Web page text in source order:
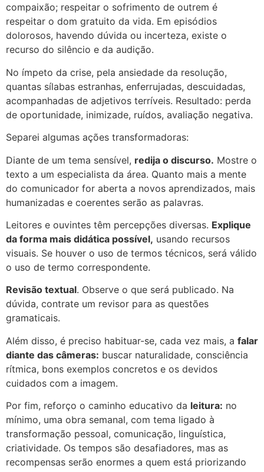
compaixão; respeitar o sofrimento de outrem é
respeitar o dom gratuito da vida. Em episódios
dolorosos, havendo dúvida ou incerteza, existe o
recurso do silêncio e da audição.
No ímpeto da crise, pela ansiedade da resolução,
quantas sílabas estranhas, enferrujadas, descuidadas,
acompanhadas de adjetivos terríveis. Resultado: perda
de oportunidade, inimizade, ruídos, avaliação negativa.
Separei algumas ações transformadoras:
Diante de um tema sensível, redija o discurso. Mostre o
texto a um especialista da área. Quanto mais a mente
do comunicador for aberta a novos aprendizados, mais
humanizadas e coerentes serão as palavras.
Leitores e ouvintes têm percepções diversas. Explique
da forma mais didática possível, usando recursos
visuais. Se houver o uso de termos técnicos, será válido
o uso de termo correspondente.
Revisão textual. Observe o que será publicado. Na
dúvida, contrate um revisor para as questões
gramaticais.
Além disso, é preciso habituar-se, cada vez mais, a falar
diante das câmeras: buscar naturalidade, consciência
rítmica, bons exemplos concretos e os devidos
cuidados com a imagem.
Por fim, reforço o caminho educativo da leitura: no
mínimo, uma obra semanal, com tema ligado à
transformação pessoal, comunicação, linguística,
criatividade. Os tempos são desafiadores, mas as
recompensas serão enormes a quem está priorizando